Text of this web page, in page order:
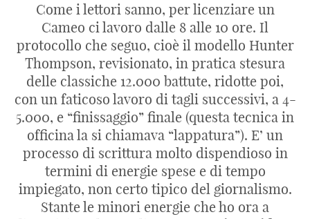
Come i lettori sanno, per licenziare un
Cameo ci lavoro dalle 8 alle 10 ore. Il
protocollo che seguo, cioè il modello Hunter
Thompson, revisionato, in pratica stesura
delle classiche 12.000 battute, ridotte poi,
con un faticoso lavoro di tagli successivi, a 4-
5.000, e “finissaggio” finale (questa tecnica in
officina la si chiamava “lappatura”). E’ un
processo di scrittura molto dispendioso in
termini di energie spese e di tempo
impiegato, non certo tipico del giornalismo.
Stante le minori energie che ho ora a